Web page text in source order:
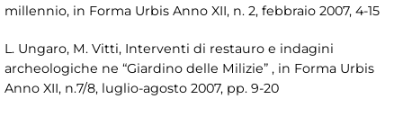
millennio, in Forma Urbis Anno XII, n. 2, febbraio 2007, 4-15
L. Ungaro, M. Vitti, Interventi di restauro e indagini
archeologiche ne “Giardino delle Milizie” , in Forma Urbis
Anno XII, n.7/8, luglio-agosto 2007, pp. 9-20